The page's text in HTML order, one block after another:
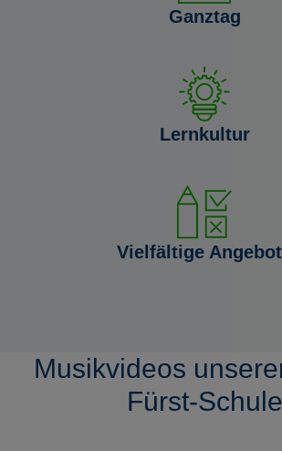
Ganztag
Lernkultur
Vielfältige
Musikvideos
Fürst-Schule